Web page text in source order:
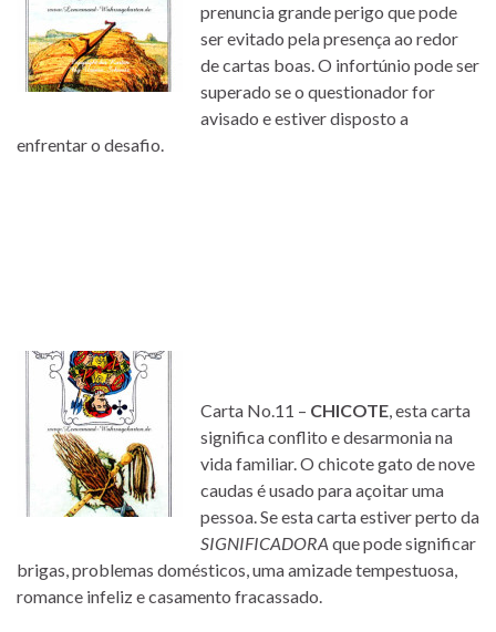
prenuncia grande perigo que pode
ser evitado pela presença ao redor
de cartas boas. O infortúnio pode ser
superado se o questionador for
avisado e estiver disposto a
enfrentar o desafio.
Carta No.11 – CHICOTE, esta carta
significa conflito e desarmonia na
vida familiar. O chicote gato de nove
caudas é usado para açoitar uma
pessoa. Se esta carta estiver perto da
SIGNIFICADORA que pode significar
brigas, problemas domésticos, uma amizade tempestuosa,
romance infeliz e casamento fracassado.